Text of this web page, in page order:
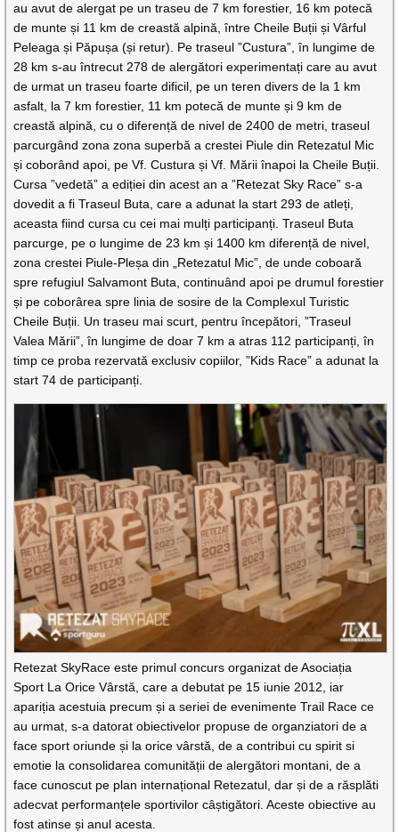
au avut de alergat pe un traseu de 7 km forestier, 16 km potecă
de munte și 11 km de creastă alpină, între Cheile Buții și Vârful
Peleaga și Păpușa (și retur). Pe traseul ”Custura”, în lungime de
28 km s-au întrecut 278 de alergători experimentați care au avut
de urmat un traseu foarte dificil, pe un teren divers de la 1 km
asfalt, la 7 km forestier, 11 km potecă de munte și 9 km de
creastă alpină, cu o diferență de nivel de 2400 de metri, traseul
parcurgând zona zona superbă a crestei Piule din Retezatul Mic
și coborând apoi, pe Vf. Custura și Vf. Mării înapoi la Cheile Buții.
Cursa ”vedetă” a ediției din acest an a ”Retezat Sky Race” s-a
dovedit a fi Traseul Buta, care a adunat la start 293 de atleți,
aceasta fiind cursa cu cei mai mulți participanți. Traseul Buta
parcurge, pe o lungime de 23 km și 1400 km diferență de nivel,
zona crestei Piule-Pleșa din „Retezatul Mic”, de unde coboară
spre refugiul Salvamont Buta, continuând apoi pe drumul forestier
și pe coborârea spre linia de sosire de la Complexul Turistic
Cheile Buții. Un traseu mai scurt, pentru începători, ”Traseul
Valea Mării”, în lungime de doar 7 km a atras 112 participanți, în
timp ce proba rezervată exclusiv copiilor, ”Kids Race” a adunat la
start 74 de participanți.
Retezat SkyRace este primul concurs organizat de Asociația
Sport La Orice Vârstă, care a debutat pe 15 iunie 2012, iar
apariția acestuia precum și a seriei de evenimente Trail Race ce
au urmat, s-a datorat obiectivelor propuse de organziatori de a
face sport oriunde și la orice vârstă, de a contribui cu spirit si
emotie la consolidarea comunității de alergători montani, de a
face cunoscut pe plan internațional Retezatul, dar și de a răsplăti
adecvat performanțele sportivilor câștigători. Aceste obiective au
fost atinse și anul acesta.